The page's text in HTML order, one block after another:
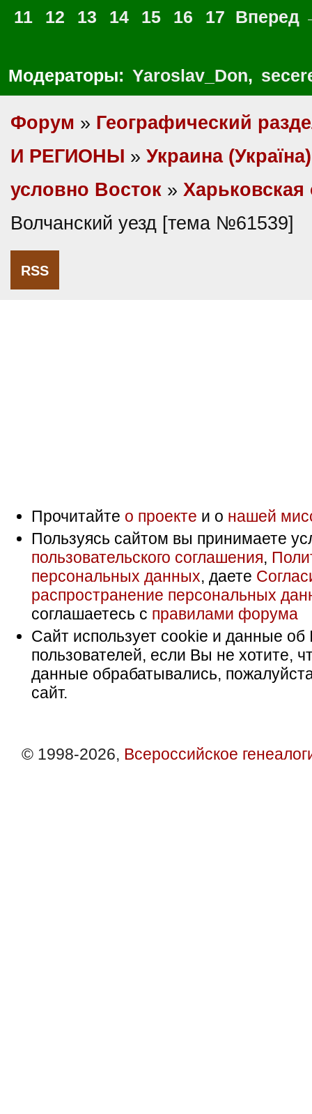
11
12 13 14 15 16 17 Вперед
Модераторы: Yaroslav_Don,
Форум » Географический
И РЕГИОНЫ » Украина (Україна)
условно Восток » Харьковская
Волчанский уезд [тема №61539]
RSS
Прочитайте о проекте и о нашей
Пользуясь сайтом вы принимаете
пользовательского соглашения,
персональных данных, даете
распространение персональных
соглашаетесь с правилами форума
Сайт использует cookie и данные об
пользователей, если Вы не хотите,
данные обрабатывались,
сайт.
© 1998-2026, Всероссийское